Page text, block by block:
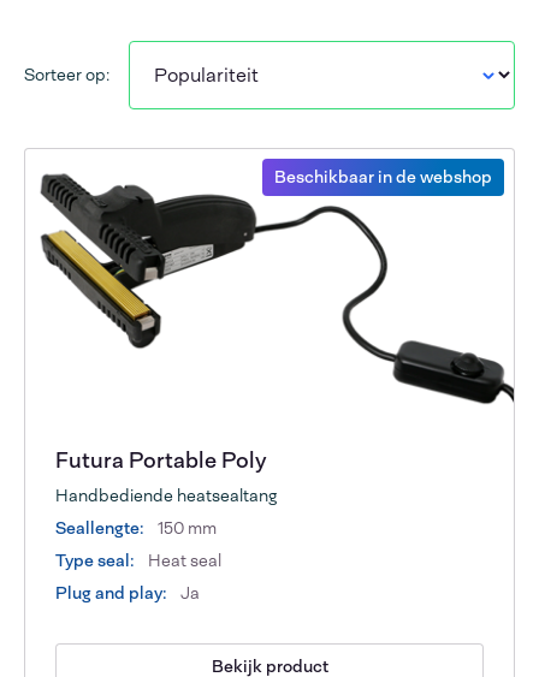
Sorteer op:
Beschikbaar in de webshop
Futura Portable Poly
Handbediende heatsealtang
Seallengte:
150 mm
Type seal:
Heat seal
Plug and play:
Ja
Bekijk product